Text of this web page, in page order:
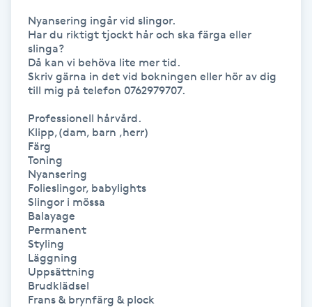
Hårbottenbehandling
Hårförlängning
Hälsa
Hälsprickor
Idrottsmassage
Nyansering ingår vid slingor.
Har du riktigt tjockt hår och ska färga eller
slinga?
Då kan vi behöva lite mer tid.
Skriv gärna in det vid bokningen eller hör av dig
till mig på telefon 0762979707.
Professionell hårvård.
Klipp,(dam, barn ,herr)
Färg
Toning
Nyansering
Folieslingor, babylights
Slingor i mössa
Balayage
Permanent
Styling
Läggning
Uppsättning
Brudklädsel
Frans & brynfärg & plock